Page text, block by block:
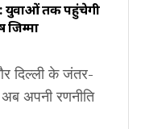
युवाओं तक पहुंचेगी
जिम्मा
दिल्ली के जंतर-
अपनी रणनीति